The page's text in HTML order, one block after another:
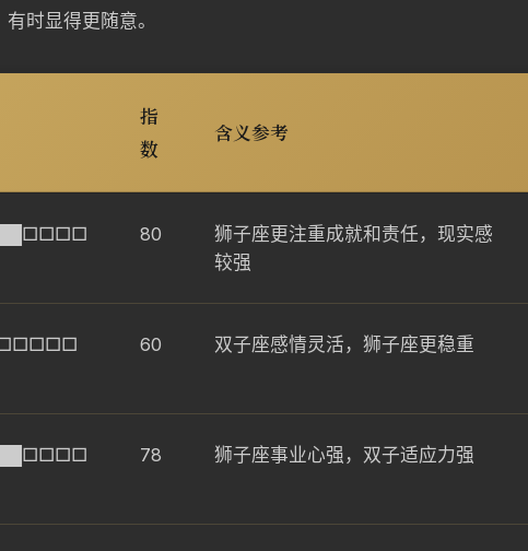
时显得更随意。
指
数
含义参考
80
狮子座更注重成就和责任，现实感
较强
60 双子座感情灵活，狮子座更稳重
78 狮子座事业心强，双子适应力强